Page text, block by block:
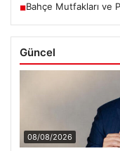
■Bahçe Mutfakları ve
Güncel
08/08/2026